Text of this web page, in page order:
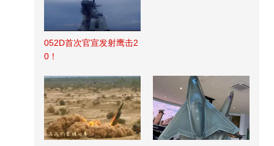
052D首次官宣发射鹰击2
0！